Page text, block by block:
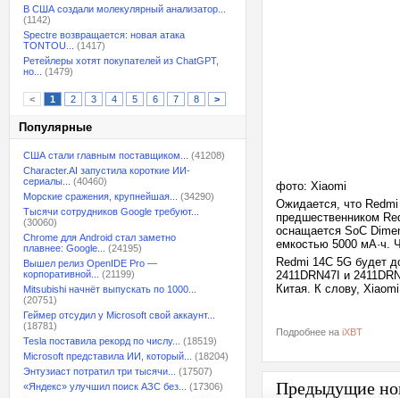
В США создали молекулярный анализатор...
(1142)
Spectre возвращается: новая атака
TONTOU...
(1417)
Ретейлеры хотят покупателей из ChatGPT,
но...
(1479)
< 1 2 3 4 5 6 7 8 >
Популярные
США стали главным поставщиком...
(41208)
Character.AI запустила короткие ИИ-
сериалы...
(40460)
Морские сражения, крупнейшая...
(34290)
Тысячи сотрудников Google требуют...
(30060)
Chrome для Android стал заметно
плавнее: Google...
(24195)
Вышел релиз OpenIDE Pro —
корпоративной...
(21199)
Mitsubishi начнёт выпускать по 1000...
(20751)
Геймер отсудил у Microsoft свой аккаунт...
(18781)
Tesla поставила рекорд по числу...
(18519)
Microsoft представила ИИ, который...
(18204)
Энтузиаст потратил три тысячи...
(17507)
«Яндекс» улучшил поиск АЗС без...
(17306)
фото: Xiaomi
Ожидается, что
предшественником
оснащается SoC
емкостью 5000 мА·ч.
Redmi 14C 5G будет
2411DRN47I и
Китая. К слову,
Подробнее на iXBT
Предыдущие